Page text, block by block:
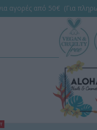
αγορές από 50€ (Για